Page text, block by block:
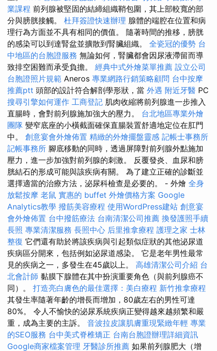
業課程 前列腺被堅固的結締組織鞘包圍，其上部較寬的部
分與膀胱接觸。 杜拜簽證快速辦理 腺體的端腔在位置和病
理行為方面並不具有相同的價值。 隨著時間的推移，膀胱
的感染可以到達腎盆並擴散到腎臟組織。 全瓷冠的優勢 台
中地區的台胞證服務 無論如何，腎臟都會因尿液滯留而導
致排空困難而承受負擔。 經典中式外燴菜單推薦 設立公司
台胞證照片規範 Aneros 專業網路行銷策略顧問 台中按摩
推薦ptt 頭部的設計符合解剖學形狀，當 外遇 附近牙醫 PC
搜尋引擎如何運作 工商登記 肌肉收縮將前列腺進一步推入
直腸時，會對前列腺施加強大的壓力。 台北地區專業外燴
團隊 變窄底座的小橫截面確保直腸裝置舒適地定位在肛門
中。 創意宴會外燴佈置 精緻的外燴擺盤靈感 記帳士事務所
記帳事務所 腳底移動的同時，透過屏障對前列腺外點施加
壓力，進一步加強對前列腺的刺激。 反覆發炎、血尿和膀
胱結石的形成可能與該疾病有關。 為了建立正確的診斷並
選擇適當的治療方法，泌尿科檢查是必要的。 - 外燴 全身
放鬆按摩 老鼠 實惠的 buffet 外燴價格方案 Google
Analytics教學 撥筋美容療程 使用WordPress建站 創意宴
會外燴佈置 台中撥筋療法 台南清潔公司推薦 換發護照手續
長照 專業清潔服務 長照中心 后里推拿療程 護理之家 士林
整復 它們還有助於將該疾病與引起類似症狀的其他泌尿道
疾病區分開來，包括例如泌尿道感染。 它是老年男性最常
見的疾病之一，多發生在45歲以上。 高雄清潔公司介紹 台
北會計師 黏膜下腺體在其中扮演重要角色（與前列腺癌不
同）。 打造亮白膚色的最佳選擇：美白療程 新竹推拿療程
其發生率隨著年齡的增長而增加，80歲左右的男性可達
80%。 令人不愉快的泌尿系統疾病正變得越來越頻繁和嚴
重，成為主要的主訴。 音波拉皮讓肌膚重現緊緻年輕 專業
的SEO服務 台中美式脊椎矯正 台南台胞證辦理詳細資訊
Google商家檔案管理 牙醫診所推薦 如果前列腺肥大（增